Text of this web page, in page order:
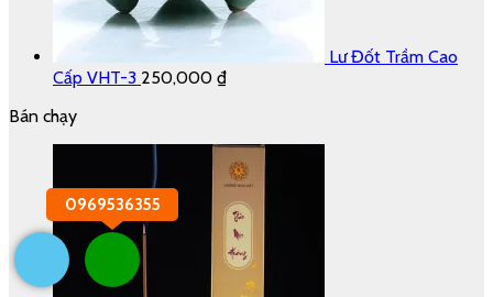
Lư Đốt Trầm Cao
Cấp VHT-3 250,000 ₫
Bán chạy
0969536355